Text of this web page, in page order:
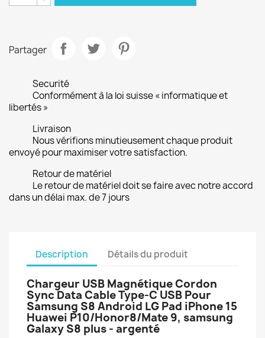
Partager
Securité
Conformément à la loi suisse « informatique et
libertés »
Livraison
Nous vérifions minutieusement chaque produit
envoyé pour maximiser votre satisfaction.
Retour de matériel
Le retour de matériel doit se faire avec notre accord
dans un délai max. de 7 jours
Description Détails du produit
Chargeur USB Magnétique Cordon
Sync Data Cable Type-C USB Pour
Samsung S8 Android LG Pad iPhone 15
Huawei P10/Honor8/Mate 9, samsung
Galaxy S8 plus - argenté